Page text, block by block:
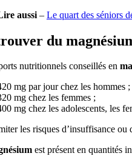
aussi– Le quart des séniors
du
nutritionnels conseillés en
mg par jour chez les hommes ;
mg chez les femmes ;
mg chez les adolescents, les
les risques d’insuffisance ou
est présent en quantités